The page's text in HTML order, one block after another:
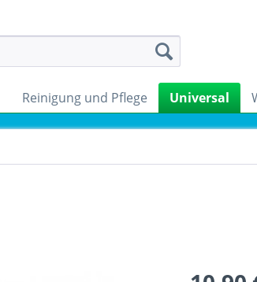
Reinigung und Pflege Universal